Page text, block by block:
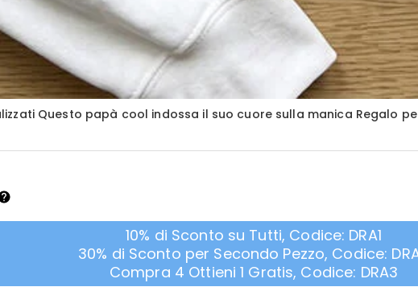
Questo papà cool indossa il suo cuore sulla manica Regalo
10% di Sconto su Tutti, Codice: DRA1
30% di Sconto per Secondo Pezzo, Codice:
Compra 4 Ottieni 1 Gratis, Codice: DRA3